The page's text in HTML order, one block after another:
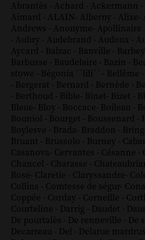
Abrantès - Achard - Ackermann -
Aimard - ALAIN- Alberny - Alixe-
Andrews - Anonyme- Apollinaire -
- Aubry - Audebrand - Audoux -
Aycard - Balzac - Banville -
Barbusse - Baudelaire - Bazin -
stowe - Bégonia ´´lili´´ - Bellême -
- Bergerat - Bernard - Bernède -
- Berthoud - Bible- Binet- Bizet -
Bleue- Bloy - Boccace- Boileau -
Bouniol - Bourget - Boussenard -
Boylesve - Brada- Braddon -
Bruant - Brussolo - Burney -
Casanova- Cervantes - Césanne -
Chancel - Charasse -
Rose- Claretie - Claryssandre-
Collins - Comtesse de ségur-
Coppée - Corday - Corneille -
Courteline - Darrig - Daudet -
De pourtalès - De renneville - De
Decarreau - Del - Delarue mardrus